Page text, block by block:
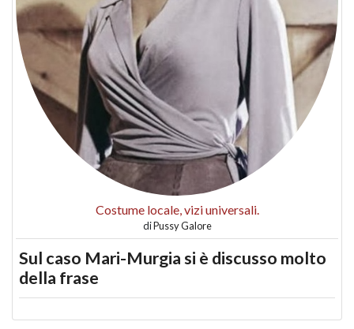
Costume locale, vizi universali.
diPussy Galore
Sul caso Mari-Murgia si è discusso molto
della frase